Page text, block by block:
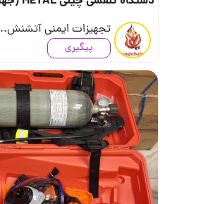
تجهیزات ایمنی آتشنش..
پیگیری